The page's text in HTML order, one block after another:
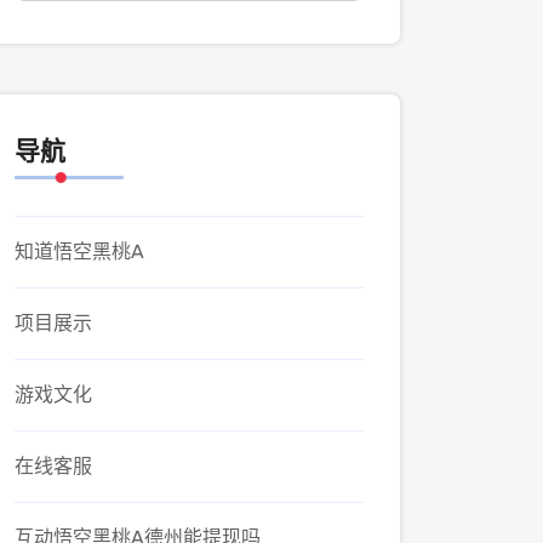
导航
知道悟空黑桃A
项目展示
游戏文化
在线客服
互动悟空黑桃A德州能提现吗